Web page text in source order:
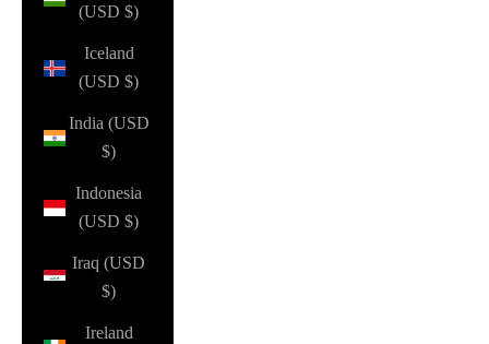
(USD $)
Iceland
(USD $)
India (USD
$)
Indonesia
(USD $)
Iraq (USD
$)
Ireland